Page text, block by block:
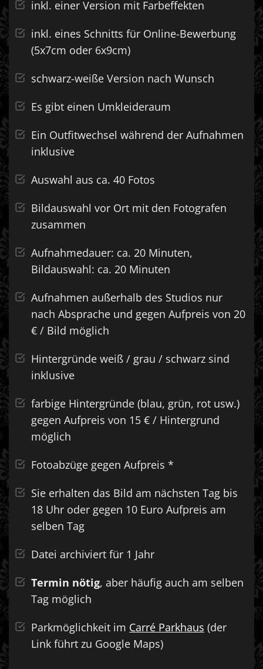
inkl. einer Version mit Farbeffekten
inkl. eines Schnitts für Online-Bewerbung
(5x7cm oder 6x9cm)
schwarz-weiße Version nach Wunsch
Es gibt einen Umkleideraum
Ein Outfitwechsel während der Aufnahmen
inklusive
Auswahl aus ca. 40 Fotos
Bildauswahl vor Ort mit den Fotografen
zusammen
Aufnahmedauer: ca. 20 Minuten,
Bildauswahl: ca. 20 Minuten
Aufnahmen außerhalb des Studios nur
nach Absprache und gegen Aufpreis von 20
€ / Bild möglich
Hintergründe weiß / grau / schwarz sind
inklusive
farbige Hintergründe (blau, grün, rot usw.)
gegen Aufpreis von 15 € / Hintergrund
möglich
Fotoabzüge gegen Aufpreis *
Sie erhalten das Bild am nächsten Tag bis
18 Uhr oder gegen 10 Euro Aufpreis am
selben Tag
Datei archiviert für 1 Jahr
Termin nötig, aber häufig auch am selben
Tag möglich
Parkmöglichkeit im Carré Parkhaus (der
Link führt zu Google Maps)